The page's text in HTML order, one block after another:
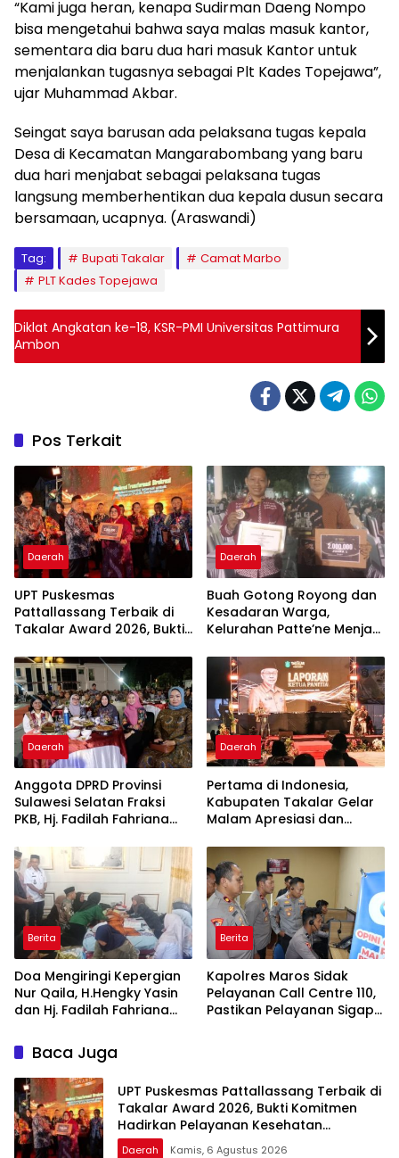
“Kami juga heran, kenapa Sudirman Daeng Nompo
bisa mengetahui bahwa saya malas masuk kantor,
sementara dia baru dua hari masuk Kantor untuk
menjalankan tugasnya sebagai Plt Kades Topejawa”,
ujar Muhammad Akbar.
Seingat saya barusan ada pelaksana tugas kepala
Desa di Kecamatan Mangarabombang yang baru
dua hari menjabat sebagai pelaksana tugas
langsung memberhentikan dua kepala dusun secara
bersamaan, ucapnya. (Araswandi)
Tag: Bupati Takalar
Camat Marbo
PLT Kades Topejawa
Diklat Angkatan ke-18, KSR-PMI Universitas Pattimura
Ambon
Pos Terkait
Daerah
UPT Puskesmas
Pattallassang Terbaik di
Takalar Award 2026, Bukti
Pelayanan Kesehatan
Berkualitas
Daerah
Buah Gotong Royong dan
Kesadaran Warga,
Kelurahan Patte’ne Menjadi
2026
Daerah
Anggota DPRD Provinsi
Sulawesi Selatan Fraksi
PKB, Hj. Fadilah Fahriana
Takalar Menyalakan
Lentera Pengabdian
Melalui Malam Apresiasi
dan Inovasi Award 2026
Daerah
Pertama di Indonesia,
Kabupaten Takalar Gelar
Malam Apresiasi dan
Panggung Penghargaan
bagi Pelayan Publik
Berprestasi
Berita
Doa Mengiringi Kepergian
Nur Qaila, H.Hengky Yasin
dan Hj. Fadilah Fahriana
Keluarga
Berita
Kapolres Maros Sidak
Pelayanan Call Centre 110,
Pastikan Pelayanan Sigap
Baca Juga
UPT Puskesmas Pattallassang Terbaik di
Takalar Award 2026, Bukti Komitmen
Hadirkan Pelayanan Kesehatan
Berkualitas
Daerah Kamis, 6 Agustus 2026